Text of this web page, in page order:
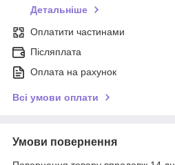
Детальніше
Оплатити частинами
Післяплата
Оплата на рахунок
Всі умови оплати
Умови повернення